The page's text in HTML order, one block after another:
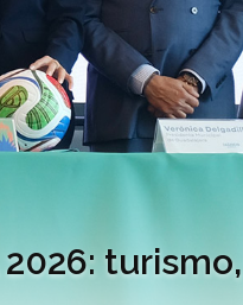
turismo,